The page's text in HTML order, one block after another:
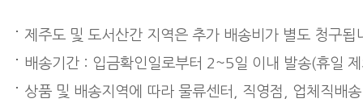
제주도 및 도서산간 지역은 추가 배송비가 별도 청구됩
배송기간 : 입금확인일로부터 2~5일 이내 발송(휴일
상품 및 배송지역에 따라 물류센터, 직영점, 업체직배